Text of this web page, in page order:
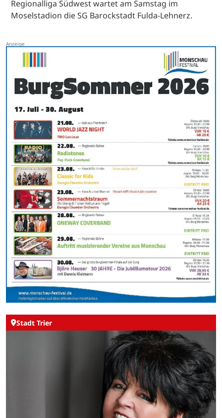
Regionalliga Südwest wartet am Samstag im
Moselstadion die SG Barockstadt Fulda-Lehnerz.
Stadt Trier